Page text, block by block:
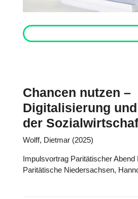
Chancen nutzen –
Digitalisierung
der
Wolff, Dietmar (2025)
Impulsvortrag Paritätischer Abend
Paritätische Niedersachsen,